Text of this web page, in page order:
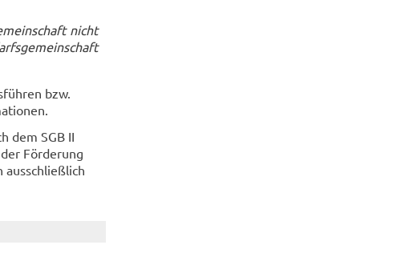
nicht
bzw.
dem SGB II
För­de­rung
aus­schließ­lich